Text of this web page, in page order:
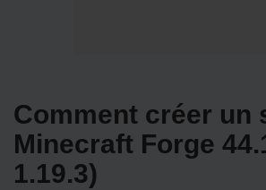
Comment créer un
Minecraft Forge
1.19.3)